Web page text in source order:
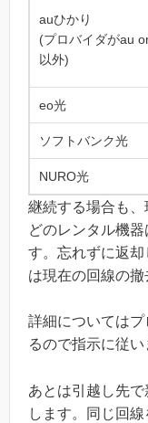
auひかり
(プロバイダがau
以外)
eo光
ソフトバンク光
NURO光
継続する場合も
どのレンタル機
す。忘れずに返
は現在の回線の撤
詳細については
るので指示に従い
あとは引越し先
します。同じ回